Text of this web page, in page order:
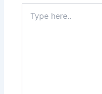
here..